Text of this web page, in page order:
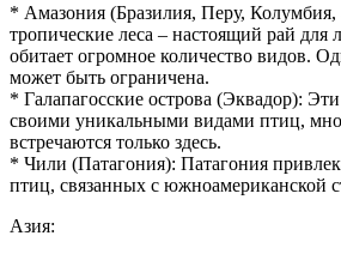
* Амазония (Бразилия, Перу,
тропические леса – настоящий рай для
обитает огромное количество видов.
может быть ограничена.
* Галапагосские острова (Эквадор):
своими уникальными видами птиц,
встречаются только здесь.
* Чили (Патагония): Патагония
птиц, связанных с южноамериканской
Азия: